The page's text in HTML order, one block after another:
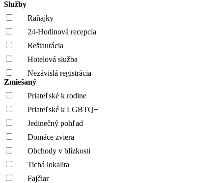
Služby
Raňajky
24-Hodinová recepcia
Reštaurácia
Hotelová služba
Nezávislá registrácia
Zmiešaný
Priateľské k rodine
Priateľské k LGBTQ+
Jedinečný pohľad
Domáce zviera
Obchody v blízkosti
Tichá lokalita
Fajčiar